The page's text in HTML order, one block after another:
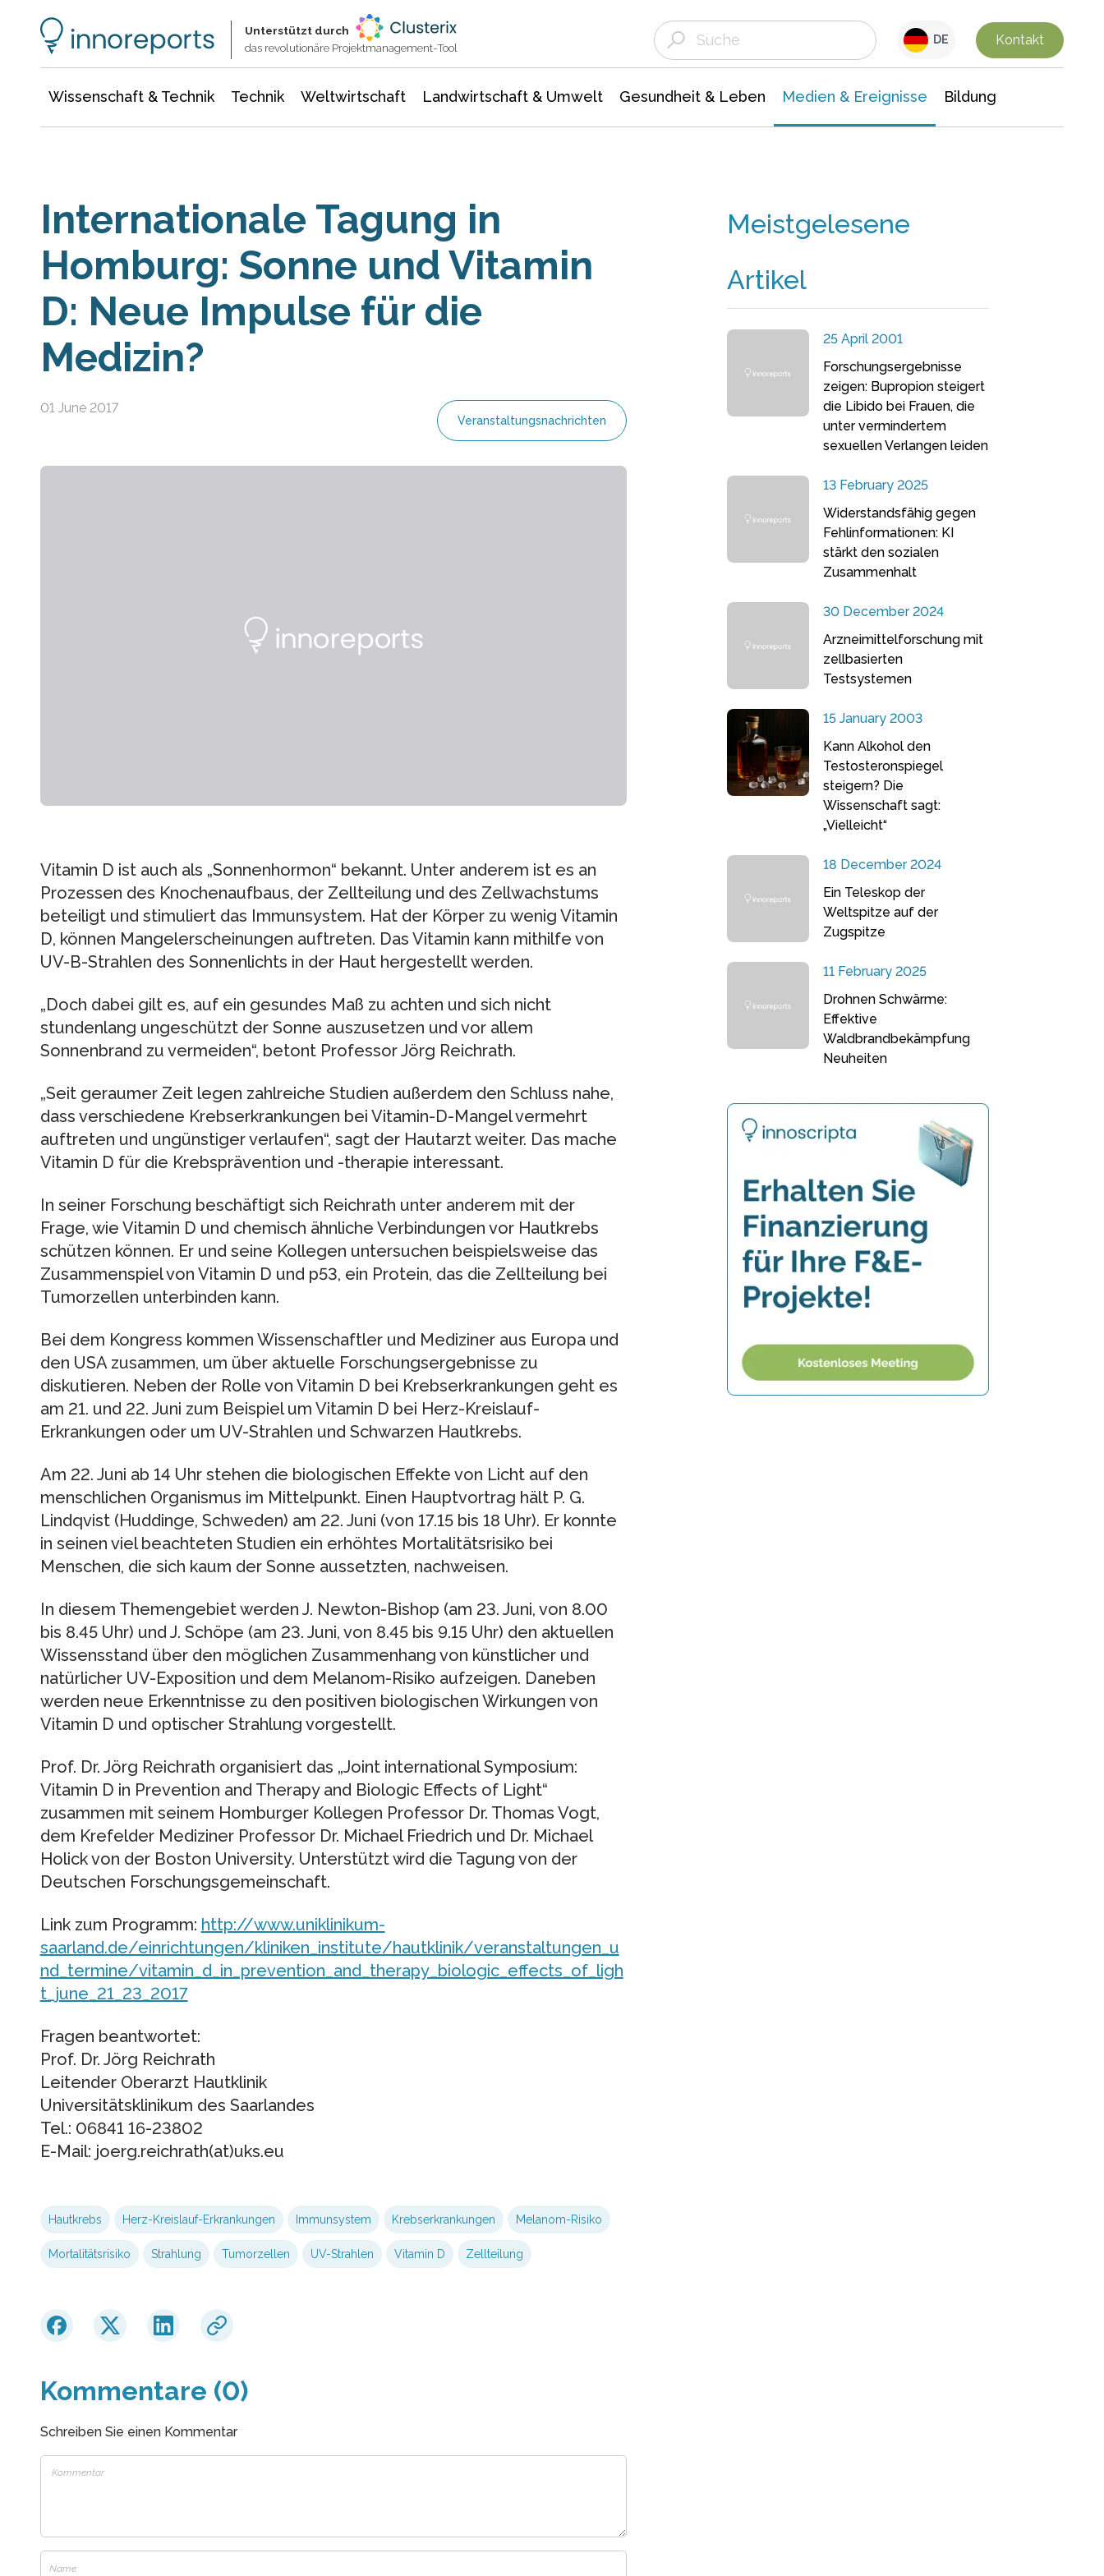
Unterstützt durch
das revolutionäre Projektmanagement-Tool
DE Kontakt
Wissenschaft & Technik Technik Weltwirtschaft Landwirtschaft & Umwelt Gesundheit & Leben Medien & Ereignisse Bildung
Internationale Tagung in
Homburg: Sonne und Vitamin
D: Neue Impulse für die
Medizin?
01 June 2017
Veranstaltungsnachrichten
Vitamin D ist auch als „Sonnenhormon“ bekannt. Unter anderem ist es an
Prozessen des Knochenaufbaus, der Zellteilung und des Zellwachstums
beteiligt und stimuliert das Immunsystem. Hat der Körper zu wenig Vitamin
D, können Mangelerscheinungen auftreten. Das Vitamin kann mithilfe von
UV-B-Strahlen des Sonnenlichts in der Haut hergestellt werden.
„Doch dabei gilt es, auf ein gesundes Maß zu achten und sich nicht
stundenlang ungeschützt der Sonne auszusetzen und vor allem
Sonnenbrand zu vermeiden“, betont Professor Jörg Reichrath.
„Seit geraumer Zeit legen zahlreiche Studien außerdem den Schluss nahe,
dass verschiedene Krebserkrankungen bei Vitamin-D-Mangel vermehrt
auftreten und ungünstiger verlaufen“, sagt der Hautarzt weiter. Das mache
Vitamin D für die Krebsprävention und -therapie interessant.
In seiner Forschung beschäftigt sich Reichrath unter anderem mit der
Frage, wie Vitamin D und chemisch ähnliche Verbindungen vor Hautkrebs
schützen können. Er und seine Kollegen untersuchen beispielsweise das
Zusammenspiel von Vitamin D und p53, ein Protein, das die Zellteilung bei
Tumorzellen unterbinden kann.
Bei dem Kongress kommen Wissenschaftler und Mediziner aus Europa und
den USA zusammen, um über aktuelle Forschungsergebnisse zu
diskutieren. Neben der Rolle von Vitamin D bei Krebserkrankungen geht es
am 21. und 22. Juni zum Beispiel um Vitamin D bei Herz-Kreislauf-
Erkrankungen oder um UV-Strahlen und Schwarzen Hautkrebs.
Am 22. Juni ab 14 Uhr stehen die biologischen Effekte von Licht auf den
menschlichen Organismus im Mittelpunkt. Einen Hauptvortrag hält P. G.
Lindqvist (Huddinge, Schweden) am 22. Juni (von 17.15 bis 18 Uhr). Er konnte
in seinen viel beachteten Studien ein erhöhtes Mortalitätsrisiko bei
Menschen, die sich kaum der Sonne aussetzten, nachweisen.
In diesem Themengebiet werden J. Newton-Bishop (am 23. Juni, von 8.00
bis 8.45 Uhr) und J. Schöpe (am 23. Juni, von 8.45 bis 9.15 Uhr) den aktuellen
Wissensstand über den möglichen Zusammenhang von künstlicher und
natürlicher UV-Exposition und dem Melanom-Risiko aufzeigen. Daneben
werden neue Erkenntnisse zu den positiven biologischen Wirkungen von
Vitamin D und optischer Strahlung vorgestellt.
Prof. Dr. Jörg Reichrath organisiert das „Joint international Symposium:
Vitamin D in Prevention and Therapy and Biologic Effects of Light“
zusammen mit seinem Homburger Kollegen Professor Dr. Thomas Vogt,
dem Krefelder Mediziner Professor Dr. Michael Friedrich und Dr. Michael
Holick von der Boston University. Unterstützt wird die Tagung von der
Deutschen Forschungsgemeinschaft.
Link zum Programm: http://www.uniklinikum-
saarland.de/einrichtungen/kliniken_institute/hautklinik/veranstaltungen_u
nd_termine/vitamin_d_in_prevention_and_therapy_biologic_effects_of_ligh
t_june_21_23_2017
Fragen beantwortet:
Prof. Dr. Jörg Reichrath
Leitender Oberarzt Hautklinik
Universitätsklinikum des Saarlandes
Tel.: 06841 16-23802
E-Mail: joerg.reichrath(at)uks.eu
Hautkrebs Herz-Kreislauf-Erkrankungen Immunsystem Krebserkrankungen Melanom-Risiko
Mortalitätsrisiko Strahlung Tumorzellen UV-Strahlen Vitamin D Zellteilung
Kommentare (0)
Schreiben Sie einen Kommentar
Meistgelesene
Artikel
25 April 2001
Forschungsergebnisse
zeigen: Bupropion steigert
die Libido bei Frauen, die
unter vermindertem
sexuellen Verlangen leiden
13 February 2025
Widerstandsfähig gegen
Fehlinformationen: KI
stärkt den sozialen
Zusammenhalt
30 December 2024
Arzneimittelforschung mit
zellbasierten
Testsystemen
15 January 2003
Kann Alkohol den
Testosteronspiegel
steigern? Die
Wissenschaft sagt:
„Vielleicht“
18 December 2024
Ein Teleskop der
Weltspitze auf der
Zugspitze
11 February 2025
Drohnen Schwärme:
Effektive
Waldbrandbekämpfung
Neuheiten